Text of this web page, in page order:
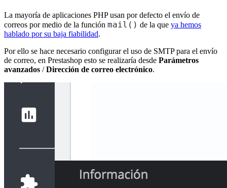
La mayoría de aplicaciones PHP usan por defecto el envío de
correos por medio de la función mail() de la que ya hemos
hablado por su baja fiabilidad.
Por ello se hace necesario configurar el uso de SMTP para el envío
de correo, en Prestashop esto se realizaría desde Parámetros
avanzados /Dirección de correo electrónico.